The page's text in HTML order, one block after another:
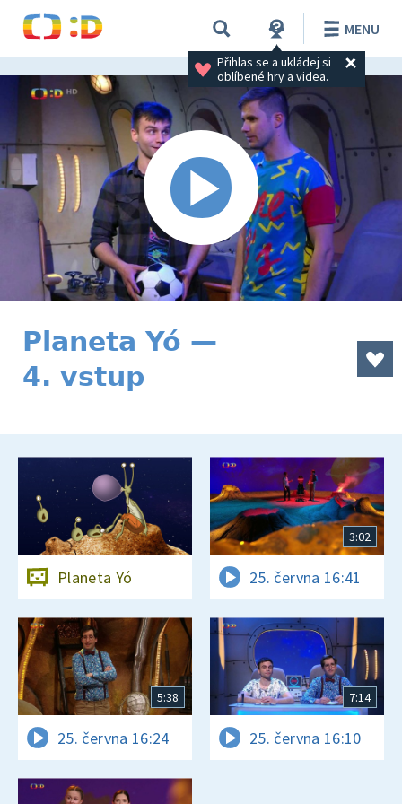
Přihlas se a ukládej si
oblíbené hry a videa.
MENU
Planeta Yó —
4. vstup
Planeta Yó
3:02
25. června 16:41
5:38
25. června 16:24
7:14
25. června 16:10